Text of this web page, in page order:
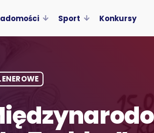
Sport Konkursy